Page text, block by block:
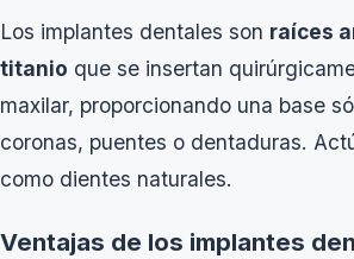
Los implantes dentales son raíces
titanio que se insertan
maxilar, proporcionando una base
coronas, puentes o dentaduras.
como dientes naturales.
Ventajas de los implantes